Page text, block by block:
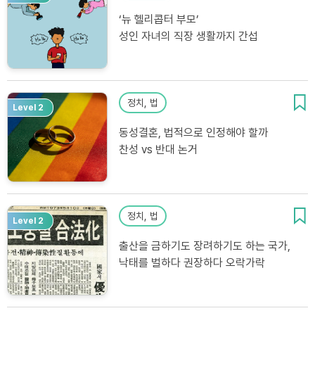
‘뉴 헬리콥터 부모’
성인 자녀의 직장 생활까지 간섭
Level 2 정치, 법
동성결혼, 법적으로 인정해야 할까
찬성 vs 반대 논거
Level 2 정치, 법
출산을 금하기도 장려하기도 하는 국가,
낙태를 벌하다 권장하다 오락가락